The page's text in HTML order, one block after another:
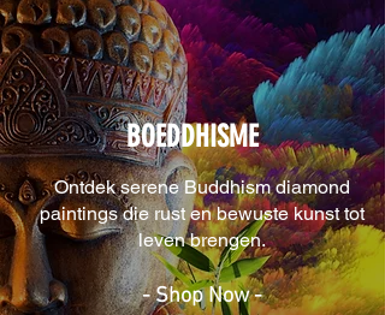
BOEDDHISME
Ontdek serene Buddhism diamond
paintings die rust en bewuste kunst tot
leven brengen.
- Shop Now -